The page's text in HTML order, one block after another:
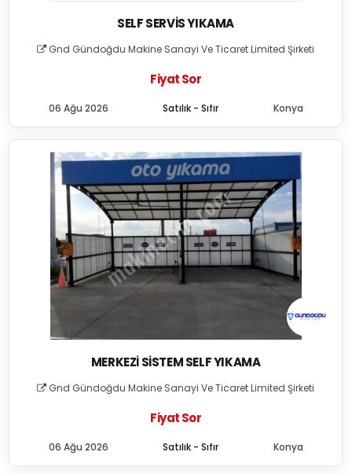
SELF SERVIS YIKAMA
Gnd Gündoğdu Makine Sanayi Ve Ticaret Limited Şirketi
Fiyat Sor
Satılık - Sıfır
06 Ağu 2026 Konya
MERKEZI SISTEM SELF YIKAMA
Gnd Gündoğdu Makine Sanayi Ve Ticaret Limited Şirketi
Fiyat Sor
Satılık - Sıfır
06 Ağu 2026 Konya